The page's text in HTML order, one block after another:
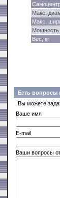
Макс.
Макс.
Мощность
Вес, кг
Есть вопросы
Вы можете
Ваше имя
E-mail
Ваши вопросы